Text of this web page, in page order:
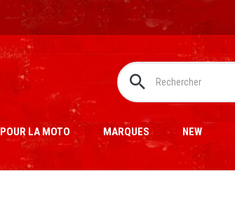
POUR LA MOTO MARQUES NEW